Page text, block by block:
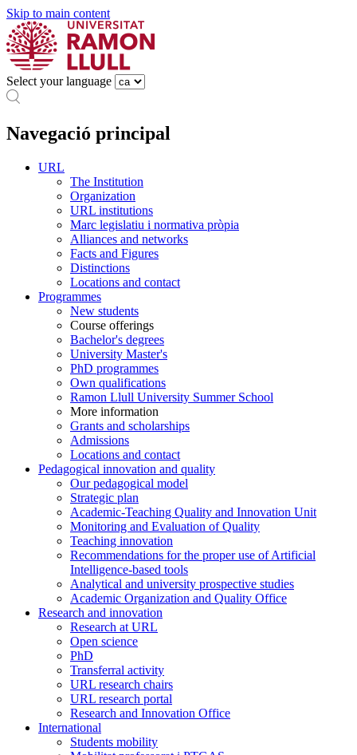
Skip to main content
Select your language
Navegació principal
URL
The Institution
Organization
URL institutions
Marc legislatiu i normativa pròpia
Alliances and networks
Facts and Figures
Distinctions
Locations and contact
Programmes
New students
Course offerings
Bachelor's degrees
University Master's
PhD programmes
Own qualifications
Ramon Llull University Summer School
More information
Grants and scholarships
Admissions
Locations and contact
Pedagogical innovation and quality
Our pedagogical model
Strategic plan
Academic-Teaching Quality and Innovation Unit
Monitoring and Evaluation of Quality
Teaching innovation
Recommendations for the proper use of Artificial
Intelligence-based tools
Analytical and university prospective studies
Academic Organization and Quality Office
Research and innovation
Research at URL
Open science
PhD
Transferral activity
URL research chairs
URL research portal
Research and Innovation Office
International
Students mobility